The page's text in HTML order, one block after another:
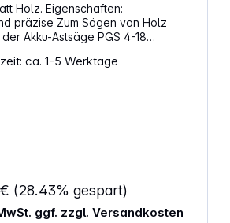
Holz. Eigenschaften:
Sägen von Holz
Akku-Astsäge PGS 4-18
(L x B x
ca. 1-5 Werktage
(28.43% gespart)
ggf. zzgl. Versandkosten